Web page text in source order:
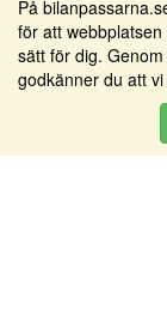
Bilanpassarna
Smedjegatan 22
352 46 Växjö
På
för att
sätt för dig.
godkänner du att